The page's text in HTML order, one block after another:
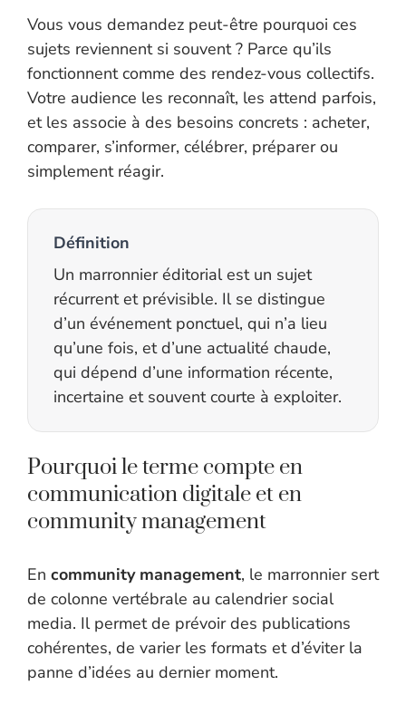
Vous vous demandez peut-être pourquoi ces
sujets reviennent si souvent ? Parce qu’ils
fonctionnent comme des rendez-vous collectifs.
Votre audience les reconnaît, les attend parfois,
et les associe à des besoins concrets : acheter,
comparer, s’informer, célébrer, préparer ou
simplement réagir.
Définition
Un marronnier éditorial est un sujet
récurrent et prévisible. Il se distingue
d’un événement ponctuel, qui n’a lieu
qu’une fois, et d’une actualité chaude,
qui dépend d’une information récente,
incertaine et souvent courte à exploiter.
Pourquoi le terme compte en
communication digitale et en
community management
En community management, le marronnier sert
de colonne vertébrale au calendrier social
media. Il permet de prévoir des publications
cohérentes, de varier les formats et d’éviter la
panne d’idées au dernier moment.